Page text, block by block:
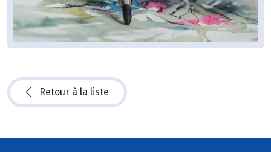
Retour à la liste